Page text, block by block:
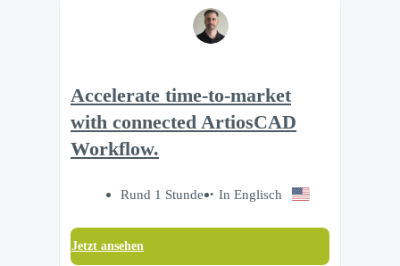
Accelerate time‑to‑market
with connected ArtiosCAD
Workflow.
Rund 1 Stunde In Englisch
Jetzt ansehen